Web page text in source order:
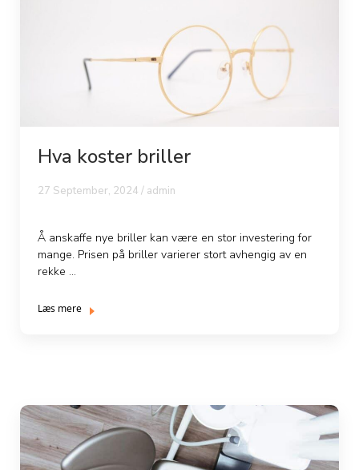
Hva koster briller
27 September, 2024 / admin
Å anskaffe nye briller kan være en stor investering for
mange. Prisen på briller varierer stort avhengig av en
rekke ...
Læs mere